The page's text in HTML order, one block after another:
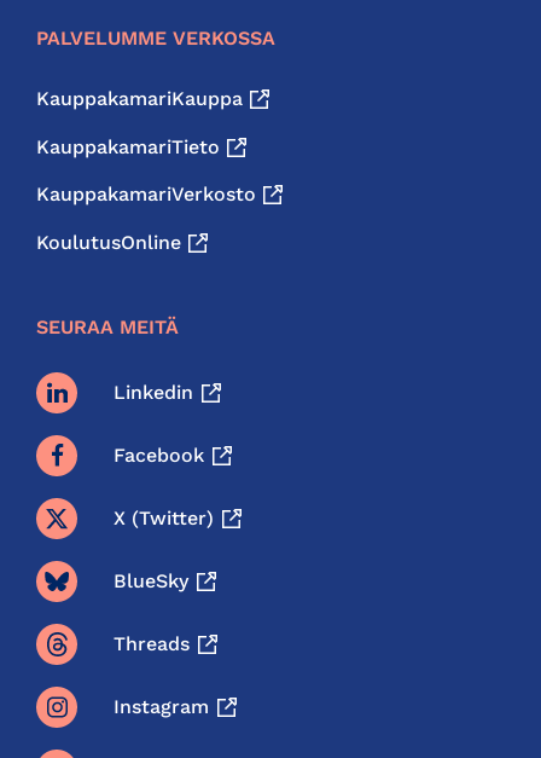
PALVELUMME VERKOSSA
KauppakamariKauppa
KauppakamariTieto
KauppakamariVerkosto
KoulutusOnline
SEURAA MEITÄ
Linkedin
Facebook
X (twitter)
BlueSky
Threads
Instagram